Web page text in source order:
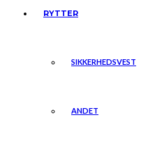
RYTTER
SIKKERHEDSVEST
ANDET